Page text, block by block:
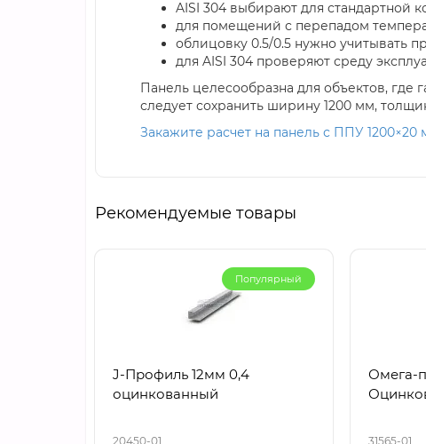
AISI 304 выбирают для стандартной
для помещений с перепадом
облицовку 0.5/0.5 нужно учитывать
для AISI 304 проверяют среду
Панель целесообразна для объектов,
следует сохранить ширину 1200 мм,
Закажите расчет на панель с ППУ
Рекомендуемые товары
Популярный
J-Профиль 12мм 0,4
оцинкованный
20450-01
Омега-
31565-01